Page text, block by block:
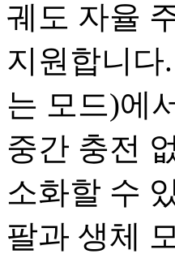
궤도 자율
지원합니다
는 모드)에
중간 충전
소화할 수
팔과 생체